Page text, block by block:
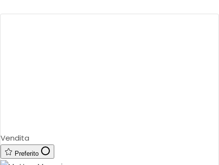
Vendita
Preferito